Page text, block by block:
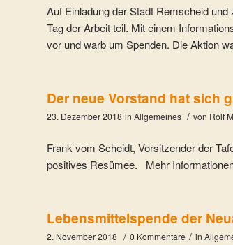
Auf Einladung der Stadt Remscheid
Tag der Arbeit teil. Mit einem
vor und warb um Spenden. Die Aktion
Der neue Vorstand hat sich
23. Dezember 2018 in Allgemeines / von Rolf
Frank vom Scheidt, Vorsitzender der
positives Resümee. Mehr
Lebensmittelspende der
2. November 2018 / 0 Kommentare / in